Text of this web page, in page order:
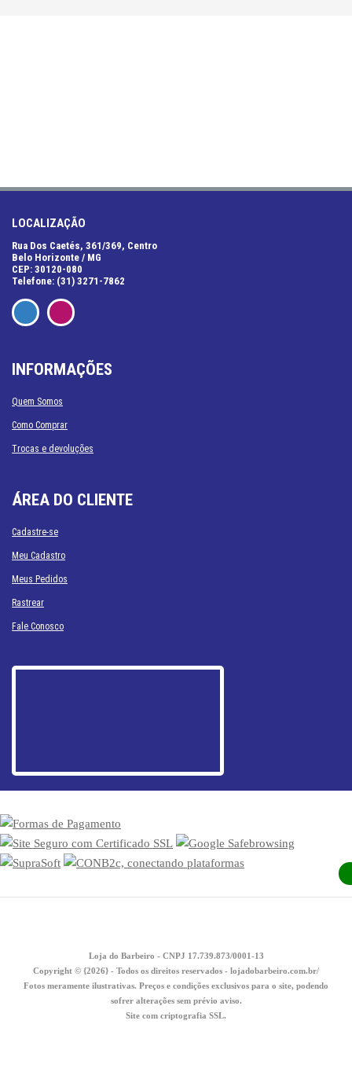
LOCALIZAÇÃO
Rua Dos Caetés, 361/369, Centro
Belo Horizonte / MG
CEP: 30120-080
Telefone: (31) 3271-7862
INFORMAÇÕES
Quem Somos
Como Comprar
Trocas e devoluções
ÁREA DO CLIENTE
Cadastre-se
Meu Cadastro
Meus Pedidos
Rastrear
Fale Conosco
Loja do Barbeiro - CNPJ 17.739.873/0001-13
Copyright © {2026} - Todos os direitos reservados - lojadobarbeiro.com.br/
Fotos meramente ilustrativas. Preços e condições exclusivos para o site, podendo
sofrer alterações sem prévio aviso.
Site com criptografia SSL.